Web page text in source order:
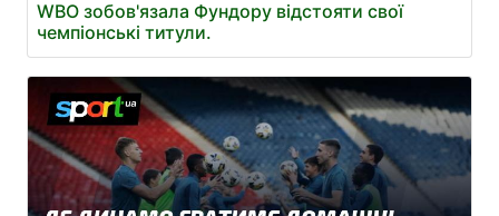
WBO зобов'язала Фундору відстояти свої
чемпіонські титули.